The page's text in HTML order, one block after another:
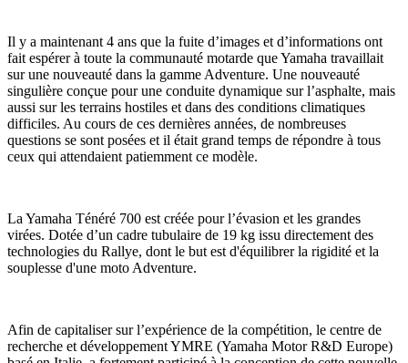
Il y a maintenant 4 ans que la fuite d’images et d’informations ont
fait espérer à toute la communauté motarde que Yamaha travaillait
sur une nouveauté dans la gamme Adventure. Une nouveauté
singulière conçue pour une conduite dynamique sur l’asphalte, mais
aussi sur les terrains hostiles et dans des conditions climatiques
difficiles. Au cours de ces dernières années, de nombreuses
questions se sont posées et il était grand temps de répondre à tous
ceux qui attendaient patiemment ce modèle.
La Yamaha Ténéré 700 est créée pour l’évasion et les grandes
virées. Dotée d’un cadre tubulaire de 19 kg issu directement des
technologies du Rallye, dont le but est d'équilibrer la rigidité et la
souplesse d'une moto Adventure.
Afin de capitaliser sur l’expérience de la compétition, le centre de
recherche et développement YMRE (Yamaha Motor R&D Europe)